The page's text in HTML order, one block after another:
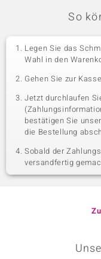
So
Legen Sie das
Wahl in den
Gehen Sie zur
Jetzt durchlaufen
bestätigen Sie
die Bestellung
Sobald der
versandfertig